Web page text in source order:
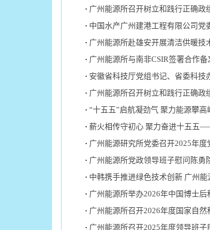
广州能源所召开树立和践行正确政
中国水产广州建港工程有限公司
广州能源所赴雄安开展清洁供暖技
广州能源所与南非CSIR签署合作备
安徽省科技厅党组书记、省委科
广州能源所召开树立和践行正确政
“十五五”启航凝劲气 聚力能源攀
薪火相传守初心 聚力奋进十五五
广州能源研究所党委召开2025年
广州能源所党政领导班子慰问陈勇
中韩携手推进绿色技术创新 广州
广州能源所举办2026年中国博士
广州能源所召开2026年度国家自
广州能源所召开2025年度领导班